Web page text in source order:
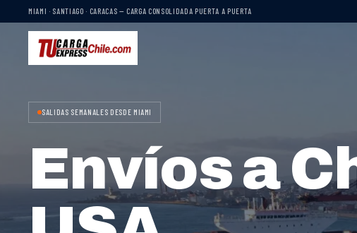
MIAMI · SANTIAGO · CARACAS — CARGA CONSOLIDADA PUERTA A PUERTA
SALIDAS SEMANALES DESDE MIAMI
Envíos a